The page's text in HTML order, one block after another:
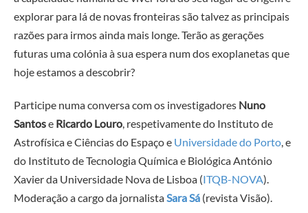
explorar para lá de novas fronteiras são talvez as principais
razões para irmos ainda mais longe. Terão as gerações
futuras uma colónia à sua espera num dos exoplanetas que
hoje estamos a descobrir?
Participe numa conversa com os investigadores Nuno
Santose Ricardo Louro, respetivamente do Instituto de
Astrofísica e Ciências do Espaço e Universidade do Porto, e
do Instituto de Tecnologia Química e Biológica António
Xavier da Universidade Nova de Lisboa (ITQB-NOVA).
Moderação a cargo da jornalistaSara Sá (revista Visão).